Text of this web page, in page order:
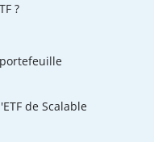
?
de Scalable